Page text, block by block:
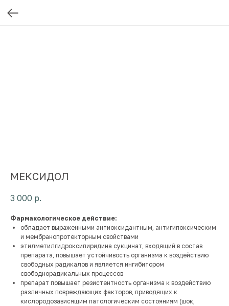
МЕКСИДОЛ
3 000 р.
Фармакологическое действие:
обладает выраженными антиоксидантным, антигипоксическим
и мембранопротекторным свойствами
этилметилгидроксипиридина сукцинат, входящий в состав
препарата, повышает устойчивость организма к воздействию
свободных радикалов и является ингибитором
свободнорадикальных процессов
препарат повышает резистентность организма к воздействию
различных повреждающих факторов, приводящих к
кислородозависящим патологическим состояниям (шок,